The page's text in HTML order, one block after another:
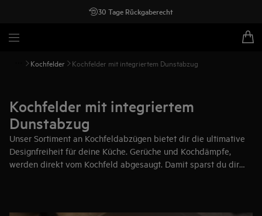
30 Tage Rückgaberecht
Kochfelder Kochfelder mit integriertem Dunstabzug
Kochfelder mit integriertem
Dunstabzug
Unser Sortiment an Kochfeldabzügen bietet dir die ultimative
Designfreiheit für deine Küche. Gerüche und Kochdämpfe,
werden direkt vom Kochfeld abgesaugt. Damit sparst du dir